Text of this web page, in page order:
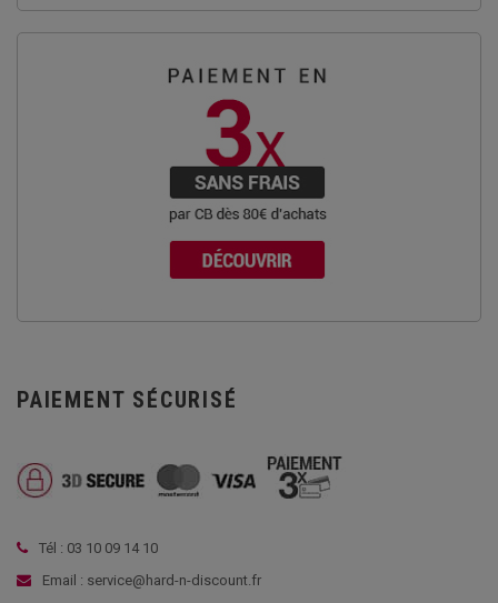
PAIEMENT SÉCURISÉ
Tél : 03 10 09 14 10
Email : service@hard-n-discount.fr